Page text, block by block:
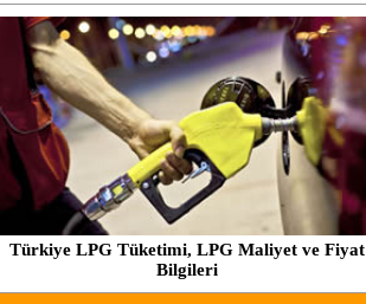
Türkiye LPG Tüketimi, LPG Maliyet ve Fiyat
Bilgileri